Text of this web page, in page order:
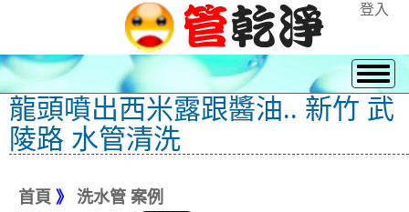
登入
龍頭噴出西米露跟醬油.. 新竹 武
陵路 水管清洗
首頁 》 洗水管 案例